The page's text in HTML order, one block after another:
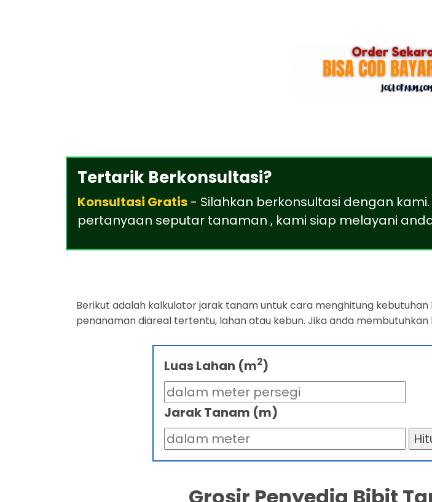
Tertarik Berkonsultasi?
Konsultasi Gratis - Silahkan berkonsultasi dengan kami.
pertanyaan seputar tanaman , kami siap melayani
Berikut adalah kalkulator jarak tanam untuk cara menghitung
penanaman diareal tertentu, lahan atau kebun. Jika anda membutuhkan
Luas Lahan (m2)
Jarak Tanam (m)